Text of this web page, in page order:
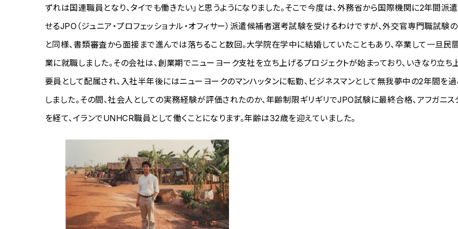
ずれは国連職員となり、タイでも働きたい」と思うようになりました。そこで今度は、外務省から国際機関に2年間派
せるJPO（ジュニア・プロフェッショナル・オフィサー）派遣候補者選考試験を受けるわけですが、外交官専門職試験
と同様、書類審査から面接まで進んでは落ちること数回。大学院在学中に結婚していたこともあり、卒業して一旦民
業に就職しました。その会社は、創業期でニューヨーク支社を立ち上げるプロジェクトが始まっており、いきなり立ち
要員として配属され、入社半年後にはニューヨークのマンハッタンに転勤、ビジネスマンとして無我夢中の2年間を
しました。その間、社会人としての実務経験が評価されたのか、年齢制限ギリギリでJPO試験に最終合格、アフガニス
を経て、イランでUNHCR職員として働くことになります。年齢は32歳を迎えていました。